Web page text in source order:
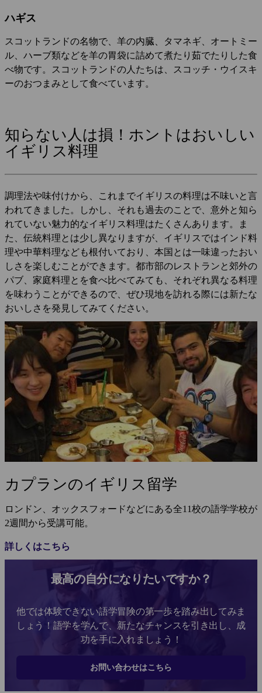
ハギス
スコットランドの名物で、羊の内臓、タマネギ、オートミー
ル、ハーブ類などを羊の胃袋に詰めて煮たり茹でたりした食
べ物です。スコットランドの人たちは、スコッチ・ウイスキ
ーのおつまみとして食べています。
知らない人は損！ホントはおいしい
イギリス料理
調理法や味付けから、これまでイギリスの料理は不味いと言
われてきました。しかし、それも過去のことで、意外と知ら
れていない魅力的なイギリス料理はたくさんあります。ま
た、伝統料理とは少し異なりますが、イギリスではインド料
理や中華料理なども根付いており、本国とは一味違ったおい
しさを楽しむことができます。都市部のレストランと郊外の
パブ、家庭料理とを食べ比べてみても、それぞれ異なる料理
を味わうことができるので、ぜひ現地を訪れる際には新たな
おいしさを発見してみてください。
カプランのイギリス留学
ロンドン、オックスフォードなどにある全11校の語学学校が
2週間から受講可能。
詳しくはこちら
最高の自分になりたいですか？
他では体験できない語学冒険の第一歩を踏み出してみま
しょう！語学を学んで、新たなチャンスを引き出し、成
功を手に入れましょう！
お問い合わせはこちら